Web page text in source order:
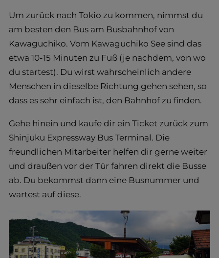
Um zurück nach Tokio zu kommen, nimmst du
am besten den Bus am Busbahnhof von
Kawaguchiko. Vom Kawaguchiko See sind das
etwa 10-15 Minuten zu Fuß (je nachdem, von wo
du startest). Du wirst wahrscheinlich andere
Menschen in dieselbe Richtung gehen sehen, so
dass es sehr einfach ist, den Bahnhof zu finden.
Gehe hinein und kaufe dir ein Ticket zurück zum
Shinjuku Expressway Bus Terminal. Die
freundlichen Mitarbeiter helfen dir gerne weiter
und draußen vor der Tür fahren direkt die Busse
ab. Du bekommst dann eine Busnummer und
wartest auf diese.